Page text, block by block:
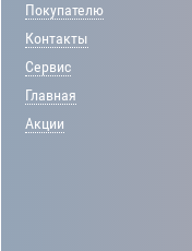
Покупателю
Контакты
Сервис
Главная
Акции